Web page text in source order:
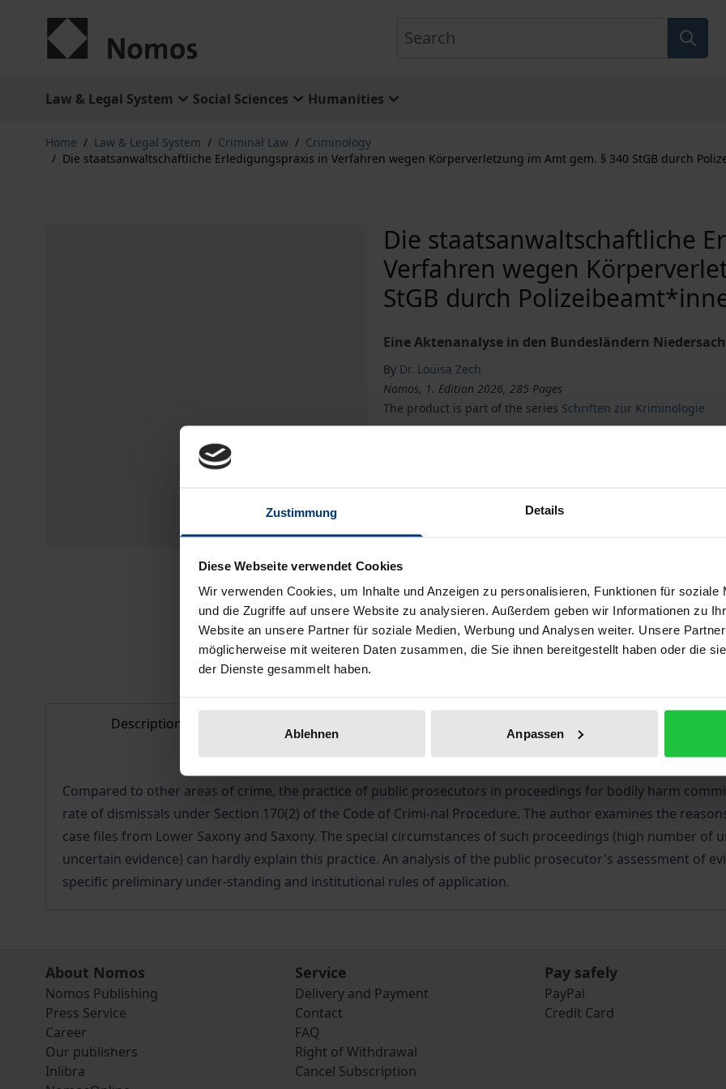
Zustimmung Details
Diese Webseite verwendet Cookies
Wir verwenden Cookies, um Inhalte und Anzeigen zu personalisieren, Funktionen für soziale
und die Zugriffe auf unsere Website zu analysieren. Außerdem geben wir Informationen zu
Website an unsere Partner für soziale Medien, Werbung und Analysen weiter. Unsere
möglicherweise mit weiteren Daten zusammen, die Sie ihnen bereitgestellt haben oder die
der Dienste gesammelt haben.
Ablehnen Anpassen
Law & Legal System Social Sciences Humanities
Home / Law & Legal System / Criminal Law / Criminology
/ Die staatsanwaltschaftliche Erledigungspraxis in Verfahren wegen Körperverletzung im Amt gem. § 340 StGB durch
Die staatsanwaltschaftliche
Verfahren wegen
StGB durch
Eine Aktenanalyse in den Bundesländern
By Dr. Louisa Zech
Nomos, 1. Edition 2026, 285 Pages
The product is part of the series Schriften zur Kriminologie
Die staatsanwaltschaftliche Erledigungspraxis in
Prices include VAT. Depending on the delivery address, VAT
Add to Cart Add to Wish List
Delivery cost notice
Description
Compared to other areas of crime, the practice of public prosecutors in proceedings for bodily harm
rate of dismissals under Section 170(2) of the Code of Crimi-nal Procedure. The author examines the
case files from Lower Saxony and Saxony. The special circumstances of such proceedings (high number
uncertain evidence) can hardly explain this practice. An analysis of the public prosecutor's assessment of
specific preliminary under-standing and institutional rules of application.
About Nomos
Nomos Publishing
Press Service
Career
Our publishers
Inlibra
Service
Delivery and Payment
Contact
FAQ
Right of Withdrawal
Cancel Subscription
Pay safely
PayPal
Credit Card